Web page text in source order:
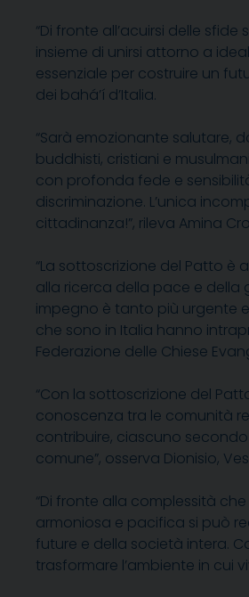
“Di fronte all’acuirsi delle
insieme di unirsi attorno a
essenziale per costruire un
dei bahá’í d’Italia.
“Sarà emozionante salutare,
buddhisti, cristiani e
con profonda fede e
discriminazione. L’unica
cittadinanza!”, rileva Amina
“La sottoscrizione del Patto
alla ricerca della pace e della
impegno è tanto più urgente
che sono in Italia hanno
Federazione delle Chiese
“Con la sottoscrizione del
conoscenza tra le comunità
contribuire, ciascuno
comune”, osserva Dionisio,
“Di fronte alla complessità
armoniosa e pacifica si può
future e della società intera.
trasformare l’ambiente in cui